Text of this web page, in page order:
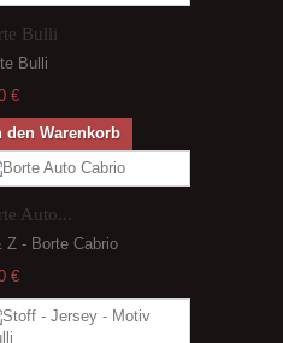
Bulli
Bulli
€
den Warenkorb
Auto...
Z - Borte Cabrio
€